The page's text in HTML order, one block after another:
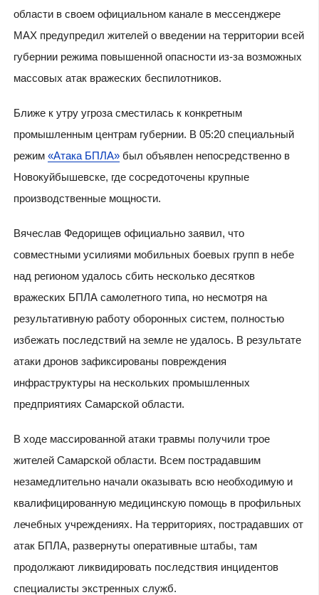
области в своем официальном канале в мессенджере
MAX предупредил жителей о введении на территории всей
губернии режима повышенной опасности из-за возможных
массовых атак вражеских беспилотников.
Ближе к утру угроза сместилась к конкретным
промышленным центрам губернии. В 05:20 специальный
режим «Атака БПЛА»был объявлен непосредственно в
Новокуйбышевске, где сосредоточены крупные
производственные мощности.
Вячеслав Федорищев официально заявил, что
совместными усилиями мобильных боевых групп в небе
над регионом удалось сбить несколько десятков
вражеских БПЛА самолетного типа, но несмотря на
результативную работу оборонных систем, полностью
избежать последствий на земле не удалось. В результате
атаки дронов зафиксированы повреждения
инфраструктуры на нескольких промышленных
предприятиях Самарской области.
В ходе массированной атаки травмы получили трое
жителей Самарской области. Всем пострадавшим
незамедлительно начали оказывать всю необходимую и
квалифицированную медицинскую помощь в профильных
лечебных учреждениях. На территориях, пострадавших от
атак БПЛА, развернуты оперативные штабы, там
продолжают ликвидировать последствия инцидентов
специалисты экстренных служб.